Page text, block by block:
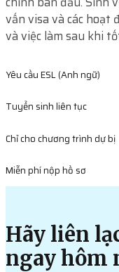
vấn visa và các hoạt
và việc làm sau khi
Yêu cầu ESL (Anh ngữ)
Tuyển sinh liên tục
Chỉ cho chương trình dự bị
Miễn phí nộp hồ sơ
Hãy liên
ngay hôm